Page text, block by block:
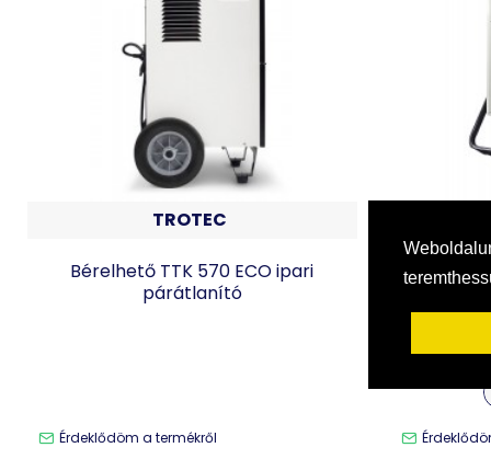
TROTEC
Bérelhető TTK 570 ECO ipari
párátlanító
Érdeklődöm a termékről
WDH-